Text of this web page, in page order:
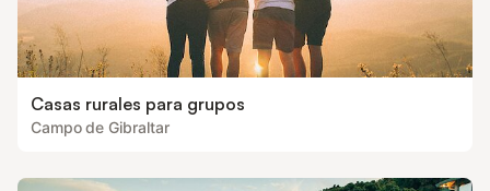
Casas rurales para grupos
Campo de Gibraltar